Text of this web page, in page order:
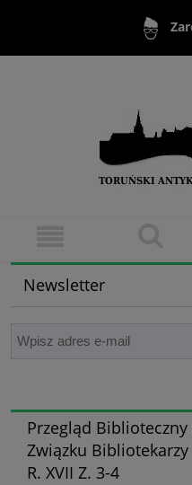
Newsletter
Przegląd
Związku
R. XVII Z. 3-4